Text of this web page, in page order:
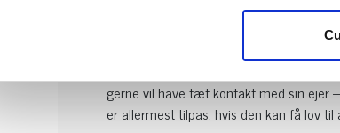
Aktivitetsniveau,
Malteseren er en rolig og intelligent
gerne vil have tæt kontakt med sin ejer
er allermest tilpas, hvis den kan få lov